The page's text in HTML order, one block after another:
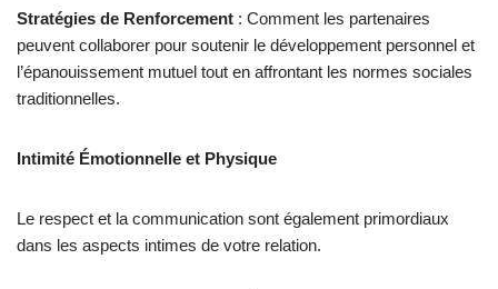
Stratégies de Renforcement : Comment les partenaires
peuvent collaborer pour soutenir le développement personnel et
l’épanouissement mutuel tout en affrontant les normes sociales
traditionnelles.
Intimité Émotionnelle et Physique
Le respect et la communication sont également primordiaux
dans les aspects intimes de votre relation.